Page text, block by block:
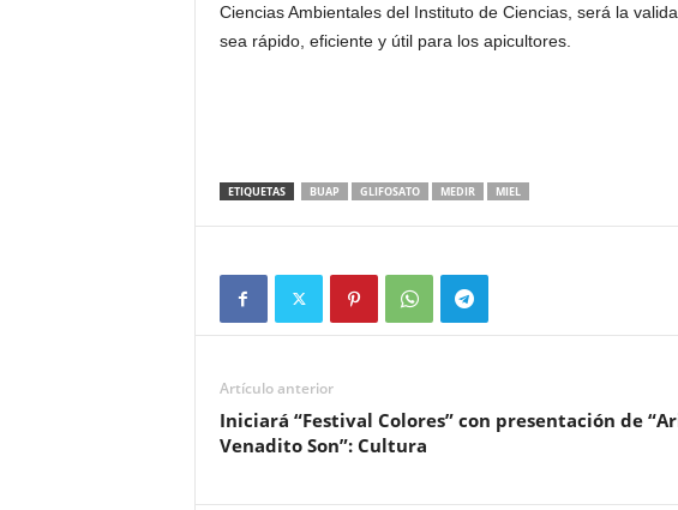
Ciencias Ambientales del Instituto de Ciencias, será la
sea rápido, eficiente y útil para los apicultores.
ETIQUETAS BUAP GLIFOSATO MEDIR MIEL
Artículo anterior
Iniciará “Festival Colores” con presentación de
Venadito Son”: Cultura